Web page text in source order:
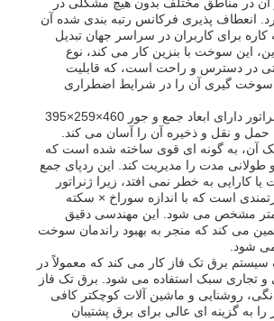
انعطاف پذیری فرکانس رتبه بندی شده آن
کاره برای کاربران در سراسر جهان تبدیل
این سوخت با بنزین کار می کند، نوع
در دسترس و راحت است، که قابلیت
سوخت گیری آن را در شرایط اضطراری
از نظر طراحی، ژنراتور دارای ابعاد جمع و جور 460×259×395
و نقل و ذخیره آن را آسان می کند.
آن، به گونه ای قوی ساخته شده است که
مدت را مدیریت کند. این ردپای جمع
کارایی به خطر نمی افتد، زیرا ژنراتور
است که با اندازه سوراخ × سکته
میلی متر مشخص می شود. این مهندسی دقیق
می کند که منجر به بهبود راندمان سوخت
شود.
سیستم برق تک فاز کار می کند که معمولاً در
تجاری سبک استفاده می شود. برق تک فاز
روشنایی و ماشین آلات کوچکتر کافی
به گزینه ای عالی برای برق پشتیبان